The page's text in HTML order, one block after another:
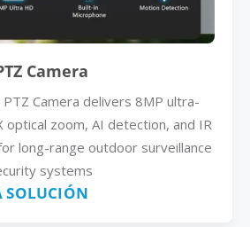
Camera
Camera delivers 8MP ultra-
optical zoom, AI detection, and IR
long-range outdoor surveillance
systems
SOLUCIÓN